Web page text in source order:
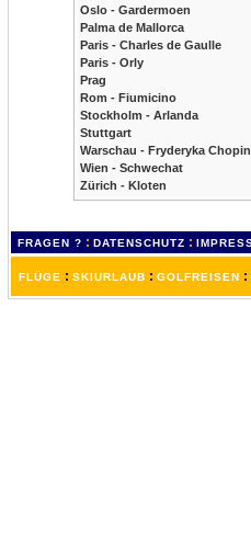
Oslo - Gardermoen
Palma de Mallorca
Paris - Charles de Gaulle
Paris - Orly
Prag
Rom - Fiumicino
Stockholm - Arlanda
Stuttgart
Warschau - Fryderyka
Wien - Schwechat
Zürich - Kloten
FRAGEN ? : DATENSCHUTZ :
FLÜGE : SKIURLAUB : GOLFREISEN :